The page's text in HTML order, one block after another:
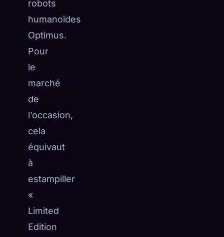
robots
humanoïdes
Optimus.
Pour
le
marché
de
l’occasion,
cela
équivaut
à
estampiller
«
Limited
Edition